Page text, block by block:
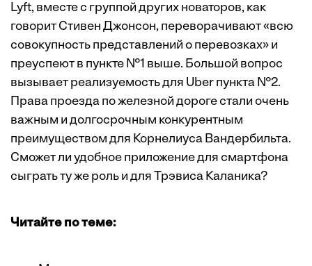
Lyft, вместе с группой других новаторов, как
говорит Стивен Джонсон, переворачивают «всю
совокупность представлений о перевозках» и
преуспеют в пункте №1 выше. Большой вопрос
вызывает реализуемость для Uber пункта №2.
Права проезда по железной дороге стали очень
важным и долгосрочным конкурентным
преимуществом для Корнелиуса Вандербильта.
Сможет ли удобное приложение для смартфона
сыграть ту же роль и для Трэвиса Каланика?
Читайте по теме: